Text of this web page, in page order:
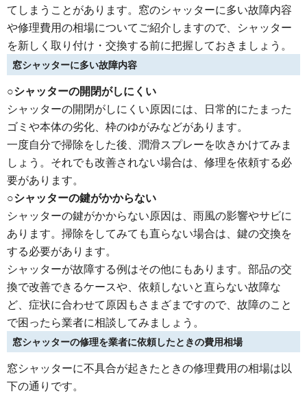
てしまうことがあります。窓のシャッターに多い故障内容
や修理費用の相場についてご紹介しますので、シャッター
を新しく取り付け・交換する前に把握しておきましょう。
窓シャッターに多い故障内容
○シャッターの開閉がしにくい
シャッターの開閉がしにくい原因には、日常的にたまった
ゴミや本体の劣化、枠のゆがみなどがあります。
一度自分で掃除をした後、潤滑スプレーを吹きかけてみま
しょう。それでも改善されない場合は、修理を依頼する必
要があります。
○シャッターの鍵がかからない
シャッターの鍵がかからない原因は、雨風の影響やサビに
あります。掃除をしてみても直らない場合は、鍵の交換を
する必要があります。
シャッターが故障する例はその他にもあります。部品の交
換で改善できるケースや、依頼しないと直らない故障な
ど、症状に合わせて原因もさまざまですので、故障のこと
で困ったら業者に相談してみましょう。
窓シャッターの修理を業者に依頼したときの費用相場
窓シャッターに不具合が起きたときの修理費用の相場は以
下の通りです。